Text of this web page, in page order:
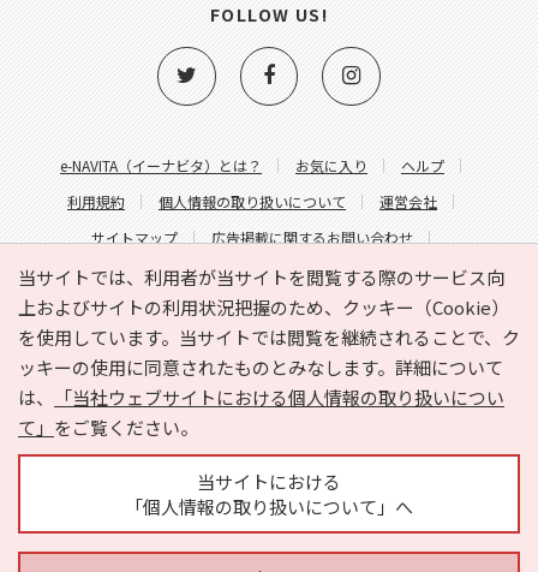
当サイトでは、利用者が当サイトを閲覧する際のサービス向
上およびサイトの利用状況把握のため、クッキー（Cookie）
を使用しています。当サイトでは閲覧を継続されることで、ク
ッキーの使用に同意されたものとみなします。詳細について
は、
「当社ウェブサイトにおける個人情報の取り扱いについ
て」 をご覧ください。
当サイトにおける
「個人情報の取り扱いについて」へ
e-NAVITA（イーナビタ）とは？ お気に入り
ヘルプ
利用規約
個人情報の取り扱いについて
運営会社
サイトマップ
広告掲載に関するお問い合わせ
サイトの内容に関するお問い合わせ
FOLLOW US!
Copyright © HYOJITO.Co.,Ltd. All Rights Reserved.